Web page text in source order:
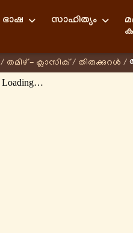
ഭാഷ സാഹിത്യം
/ തമിഴ് - ക്ലാസിക് / തിരുക്കുറൾ /